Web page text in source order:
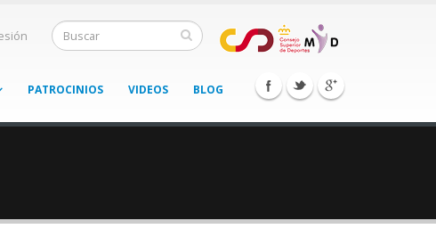
PATROCINIOS VIDEOS BLOG